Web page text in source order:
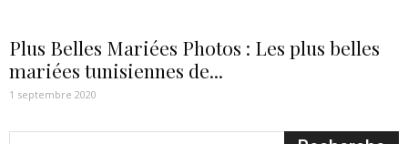
Plus Belles Mariées Photos : Les plus belles
mariées tunisiennes de...
1 septembre 2020